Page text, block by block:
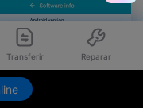
Transferir Reparar